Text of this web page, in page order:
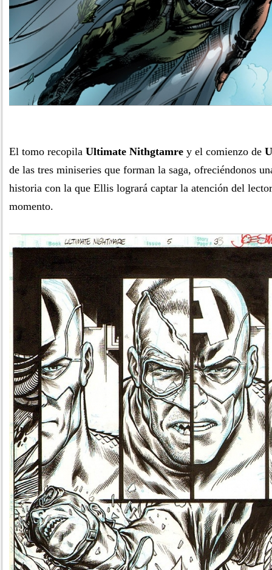
El tomo recopila Ultimate Nithgtamre y el comienzo de
de las tres miniseries que forman la saga, ofreciéndonos
historia con la que Ellis logrará captar la atención del
momento.